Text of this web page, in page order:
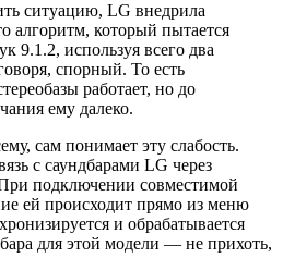
ситуацию, LG внедрила
который пытается
9.1.2, используя всего два
спорный. То есть
работает, но до
ему далеко.
сам понимает эту слабость.
с саундбарами LG через
подключении совместимой
ей происходит прямо из меню
и обрабатывается
для этой модели — не прихоть,